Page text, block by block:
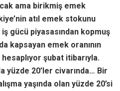
ama birikmiş emek
atıl emek stokunu
gücü piyasasından kopmuş
kapsayan emek oranının
şubat itibarıyla.
yüzde 20’ler civarında… Bir
yaşında olan yüzde 20’si